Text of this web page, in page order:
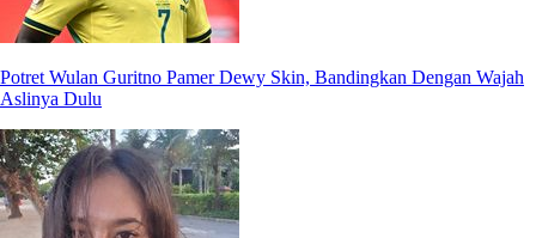
Potret Wulan Guritno Pamer Dewy Skin, Bandingkan Dengan Wajah
Aslinya Dulu